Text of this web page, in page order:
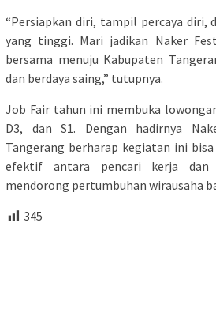
“Persiapkan diri, tampil percaya diri,
yang tinggi. Mari jadikan Naker
bersama menuju Kabupaten
dan berdaya saing,” tutupnya.
Job Fair tahun ini membuka
D3, dan S1. Dengan hadirnya
Tangerang berharap kegiatan ini
efektif antara pencari kerja dan
mendorong pertumbuhan wirausaha
345